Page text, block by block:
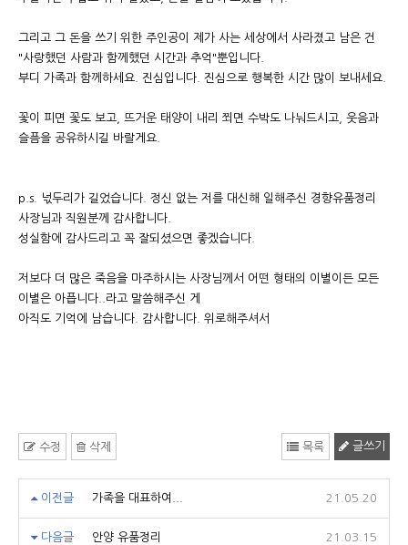
그리고 그 돈을 쓰기 위한 주인공이 제가 사는 세상에서 사라졌고 남은 건
"사랑했던 사람과 함께했던 시간과 추억"뿐입니다.
부디 가족과 함께하세요. 진심입니다. 진심으로 행복한 시간 많이 보내세요.
꽃이 피면 꽃도 보고, 뜨거운 태양이 내리 쬐면 수박도 나눠드시고, 웃음과
슬픔을 공유하시길 바랄게요.
p.s. 넋두리가 길었습니다. 정신 없는 저를 대신해 일해주신 경향유품정리
사장님과 직원분께 감사합니다.
성실함에 감사드리고 꼭 잘되셨으면 좋겠습니다.
저보다 더 많은 죽음을 마주하시는 사장님께서 어떤 형태의 이별이든 모든
이별은 아픕니다..라고 말씀해주신 게
아직도 기억에 남습니다. 감사합니다. 위로해주셔서
수정 삭제 목록 글쓰기
이전글 가족을 대표하여... 21.05.20
다음글 안양 유품정리 21.03.15